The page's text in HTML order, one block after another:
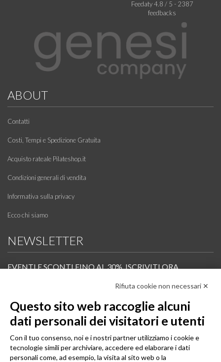
Feedaty4.8 / 5 - 2387
feedbacks
ABOUT
Contatti
Costi, Tempi e Spedizione Gratuita
Acquisto rateale Pilateshop.it
Condizioni generali di vendita
Informativa sulla privacy
Ecco chi siamo
NEWSLETTER
EVENTI E SCONTI FINO AL 30%. ISCRIVITI ORA.
Scopri in anteprima i nuovi prodotti, le promozioni riservate ai professionisti e resta
Iscrivi alla Newsletter
SEGUICI
Rifiuta cookie non necessari ✕
Questo sito web raccoglie alcuni
dati personali dei visitatori e utenti
Con il tuo consenso, noi e i nostri partner utilizziamo i cookie e
tecnologie simili per archiviare, accedere ed elaborare i dati
personali come, ad esempio, la visita al sito web o la